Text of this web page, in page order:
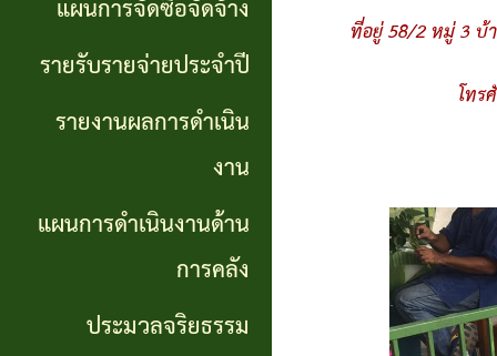
การ
งาน
เจ้า
หน้าที่
การจัดการ
ดำเนิน
งานด้าน
การคลัง
แผน
กำลัง
แผน
ส่วน
แผนการจัดซื้อจัดจ้าง
รายรับรายจ่ายประจำปี
รายงานผลการดำเนิน
งาน
แผนการดำเนินงานด้าน
การคลัง
ประมวลจริยธรรม
ที่อยู่ 58/2 หมู่ 3 บ้
โทร